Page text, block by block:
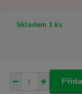
Skladem 1 ks